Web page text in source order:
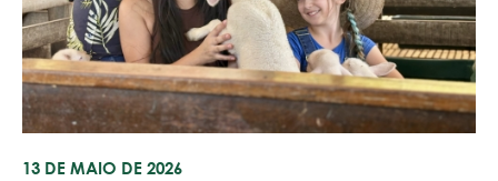
13 DE MAIO DE 2026